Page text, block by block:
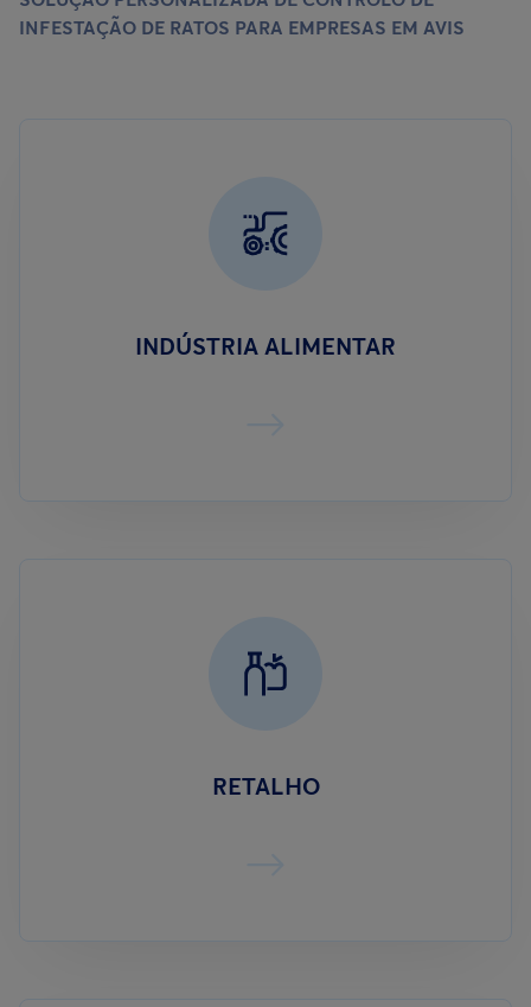
INFESTAÇÃO DE RATOS PARA EMPRESAS EM AVIS
INDÚSTRIA ALIMENTAR
RETALHO